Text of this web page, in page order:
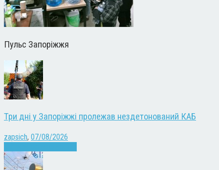
Пульс Запоріжжя
Три дні у Запоріжжі пролежав нездетонований КАБ
zapsich, 07/08/2026